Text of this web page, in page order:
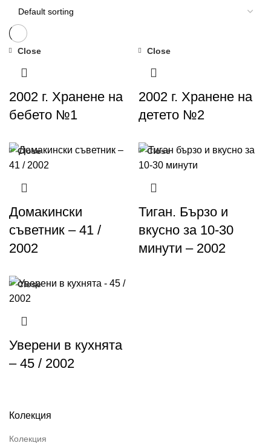
Колекция
Колекция
Close
2002 г. Хранене на
бебето №1
Close
2002 г. Хранене на
детето №2
Close
Домакински
съветник – 41 /
2002
Close
Тиган. Бързо и
вкусно за 10-30
минути – 2002
Close
Уверени в кухнята
– 45 / 2002